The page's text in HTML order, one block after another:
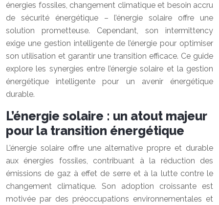
énergies fossiles, changement climatique et besoin accru
de sécurité énergétique – l’énergie solaire offre une
solution prometteuse. Cependant, son intermittency
exige une gestion intelligente de l’énergie pour optimiser
son utilisation et garantir une transition efficace. Ce guide
explore les synergies entre l’énergie solaire et la gestion
énergétique intelligente pour un avenir énergétique
durable.
L’énergie solaire : un atout majeur
pour la transition énergétique
L’énergie solaire offre une alternative propre et durable
aux énergies fossiles, contribuant à la réduction des
émissions de gaz à effet de serre et à la lutte contre le
changement climatique. Son adoption croissante est
motivée par des préoccupations environnementales et